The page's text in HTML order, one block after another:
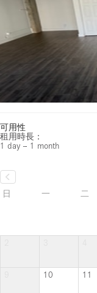
可用性
租用時長：
1 day – 1 month
日
一 二
10 11